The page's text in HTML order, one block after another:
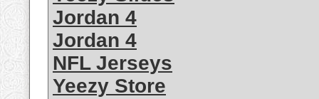
Jordan 4
Jordan 4
NFL Jerseys
Yeezy Store